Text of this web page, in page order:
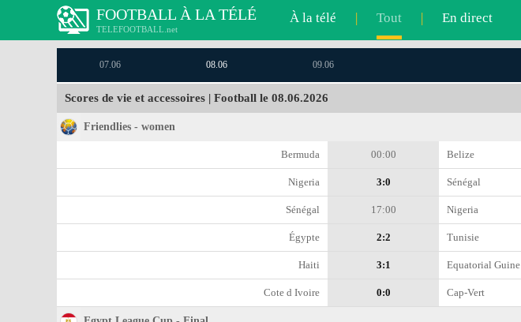
FOOTBALL À LA TÉLÉ
TELEFOOTBALL.net
À la télé | Tout | En direct
07.06 08.06 09.06
Scores de vie et accessoires | Football le 08.06.2026
Friendlies - women
Bermuda 00:00 Belize
Nigeria 3:0 Sénégal
Sénégal 17:00 Nigeria
Égypte 2:2 Tunisie
Haiti 3:1 Equatorial Guine
Cоte d Ivoire 0:0 Cap-Vert